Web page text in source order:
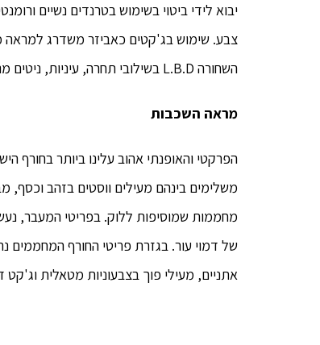
יבוא לידי ביטוי בשימוש בטרנדים נשיים
צבע. שימוש בג'קטים כאביזר משדרג למראה
השחורה L.B.D בשילובי תחרה, עיניות, ניטים מנצנצים ואלמנטים שונים.
מראה השכבות
משלימים בינהם מעילים ווסטים בזהב וכסף,
מחממות שמוסיפות ללוק. בפריטי המעבר,
של דמוי עור. בגזרת פריטי החורף המחממים
אתניים, מעילי פוך בצבעוניות מטאלית